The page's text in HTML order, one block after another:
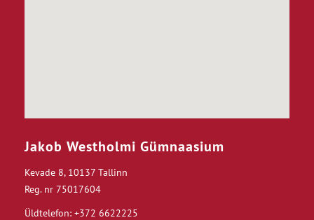
Jakob Westholmi Gümnaasium
Kevade 8, 10137 Tallinn
Reg. nr 75017604
Üldtelefon: +372 6622225